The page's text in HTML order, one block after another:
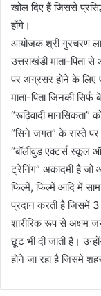
खोल दिए हैं जिससे
होंगे।
आयोजक श्री गुरचरण
उत्तराखंडी माता-पिता
पर अग्रसर होने के लिए
माता-पिता जिनकी सिर्फ
“रूढ़िवादी
“सिने जगत” के रास्ते पर
“बॉलीवुड एक्टर्स स्कूल
ट्रेनिंग” अकादमी है जो
फिल्में, फिल्में आदि में
प्रदान करती है जिसमें
शारीरिक रूप से अक्षम
छूट भी दी जाती है।
होने जा रहा है जिसमे